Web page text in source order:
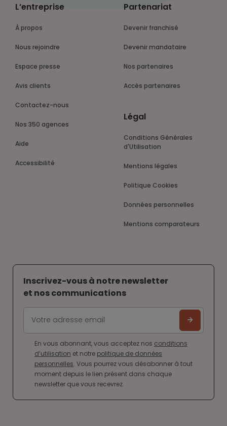
L’entreprise
À propos
Nous rejoindre
Espace presse
Avis clients
Contactez-nous
Nos 350 agences
Aide
Accessibilité
Partenariat
Devenir franchisé
Devenir mandataire
Nos partenaires
Accès partenaires
Légal
Conditions Générales
d'Utilisation
Mentions légales
Politique Cookies
Données personnelles
Mentions comparateurs
Inscrivez-vous à notre newsletter
et nos communications
En vous abonnant, vous acceptez nos conditions
d’utilisation et notre politique de données
personnelles. Vous pourrez vous désabonner à tout
moment depuis le lien présent dans chaque
newsletter que vous recevrez.